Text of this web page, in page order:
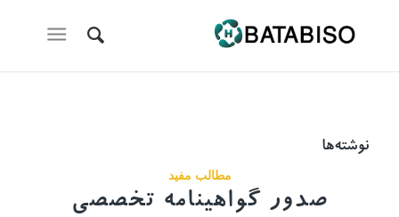
نوشته‌ها
مطالب مفید
صدور گواهینامه تخصصی